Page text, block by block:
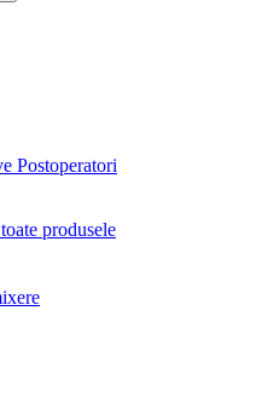
Postoperatori
produsele